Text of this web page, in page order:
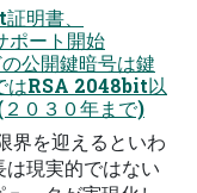
明書、
ート開始
公開鍵暗号は鍵
はRSA 2048bit以
０３０年まで)
界を迎えるといわ
現実的ではない